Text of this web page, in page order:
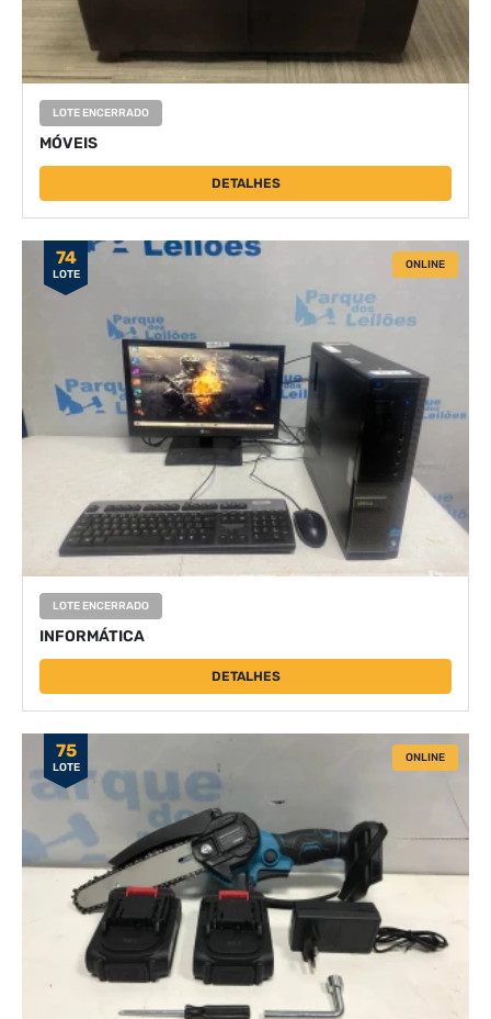
LOTE ENCERRADO
MÓVEIS
DETALHES
74
LOTE
ONLINE
LOTE ENCERRADO
INFORMÁTICA
DETALHES
75
LOTE
ONLINE